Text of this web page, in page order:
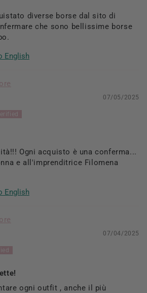
diverse borse dal sito di
che sono bellissime borse
English
07/05/2025
Ogni acquisto è una conferma...
e all'imprenditrice Filomena
English
07/04/2025
ogni outfit , anche il più